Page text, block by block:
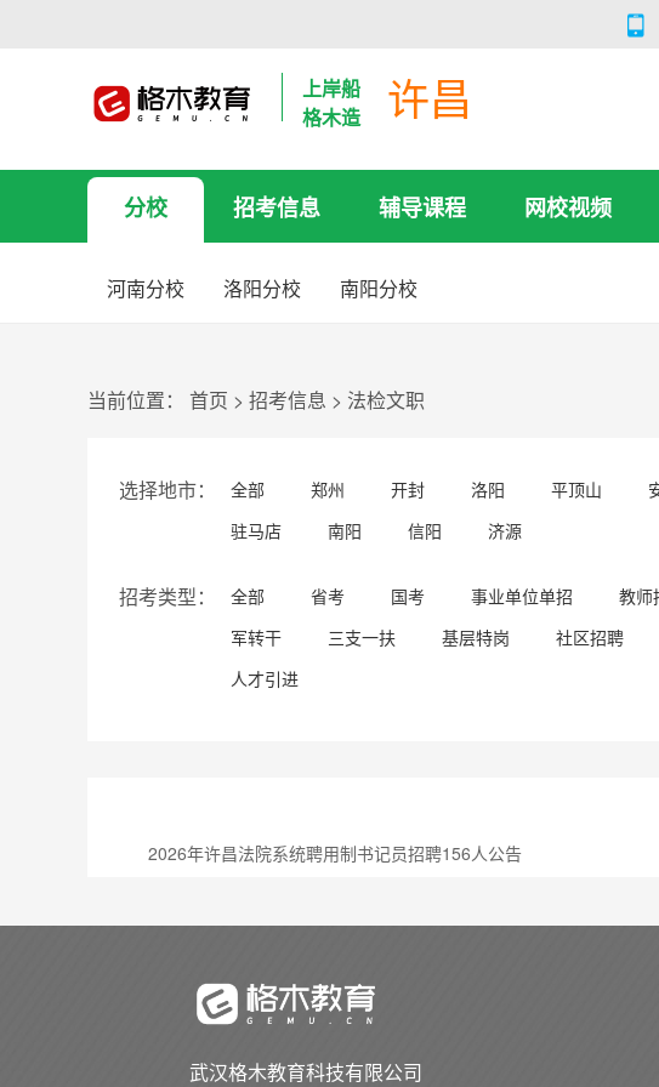
上岸船
格木造
许昌
分校 招考信息 辅导课程 网校视频
河南分校 洛阳分校 南阳分校
当前位置： 首页 > 招考信息 > 法检文职
选择地市： 全部 郑州 开封 洛阳 平顶山
驻马店
南阳 信阳 济源
招考类型： 全部 省考 国考 事业单位单招 教师
军转干
三支一扶 基层特岗 社区招聘
人才引进
2026年许昌法院系统聘用制书记员招聘156人公告
武汉格木教育科技有限公司